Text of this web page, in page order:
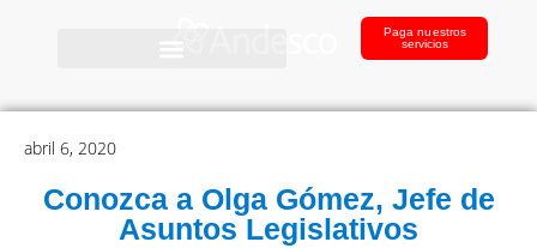
Paga nuestros
servicios
abril 6, 2020
Conozca a Olga Gómez, Jefe de
Asuntos Legislativos